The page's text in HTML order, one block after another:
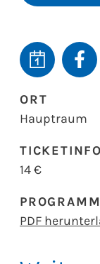
ORT
Hauptraum
14 €
PDF